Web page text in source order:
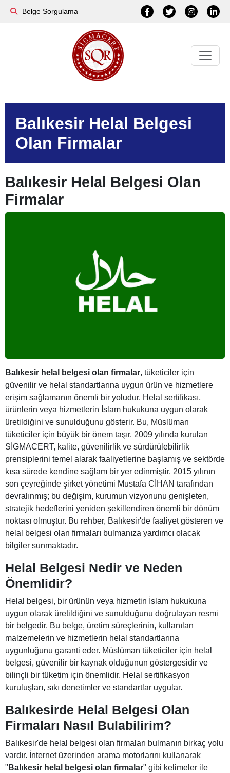
Belge Sorgulama
Balıkesir Helal Belgesi
Olan Firmalar
Balıkesir Helal Belgesi Olan
Firmalar
Balıkesir helal belgesi olan firmalar, tüketiciler için
güvenilir ve helal standartlarına uygun ürün ve hizmetlere
erişim sağlamanın önemli bir yoludur. Helal sertifikası,
ürünlerin veya hizmetlerin İslam hukukuna uygun olarak
üretildiğini ve sunulduğunu gösterir. Bu, Müslüman
tüketiciler için büyük bir önem taşır. 2009 yılında kurulan
SİGMACERT, kalite, güvenilirlik ve sürdürülebilirlik
prensiplerini temel alarak faaliyetlerine başlamış ve sektörde
kısa sürede kendine sağlam bir yer edinmiştir. 2015 yılının
son çeyreğinde şirket yönetimi Mustafa CİHAN tarafından
devralınmış; bu değişim, kurumun vizyonunu genişleten,
stratejik hedeflerini yeniden şekillendiren önemli bir dönüm
noktası olmuştur. Bu rehber, Balıkesir'de faaliyet gösteren ve
helal belgesi olan firmaları bulmanıza yardımcı olacak
bilgiler sunmaktadır.
Helal Belgesi Nedir ve Neden
Önemlidir?
Helal belgesi, bir ürünün veya hizmetin İslam hukukuna
uygun olarak üretildiğini ve sunulduğunu doğrulayan resmi
bir belgedir. Bu belge, üretim süreçlerinin, kullanılan
malzemelerin ve hizmetlerin helal standartlarına
uygunluğunu garanti eder. Müslüman tüketiciler için helal
belgesi, güvenilir bir kaynak olduğunun göstergesidir ve
bilinçli bir tüketim için önemlidir. Helal sertifikasyon
kuruluşları, sıkı denetimler ve standartlar uygular.
Balıkesirde Helal Belgesi Olan
Firmaları Nasıl Bulabilirim?
Balıkesir'de helal belgesi olan firmaları bulmanın birkaç yolu
vardır. İnternet üzerinden arama motorlarını kullanarak
" Balıkesir helal belgesi olan firmalar" gibi kelimeler ile